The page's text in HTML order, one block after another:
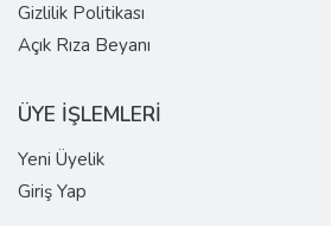
Gizlilik Politikası
Açık Rıza Beyanı
ÜYE İŞLEMLERİ
Yeni Üyelik
Giriş Yap